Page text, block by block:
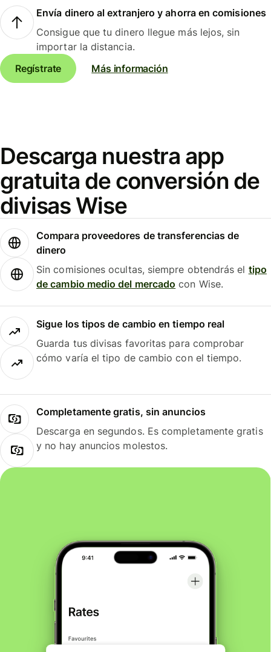
Envía dinero al extranjero y ahorra en comisiones
Consigue que tu dinero llegue más lejos, sin
importar la distancia.
Regístrate
Más información
Descarga nuestra app
gratuita de conversión de
divisas Wise
Compara proveedores de transferencias de
dinero
Sin comisiones ocultas, siempre obtendrás el tipo
de cambio medio del mercado con Wise.
Sigue los tipos de cambio en tiempo real
Guarda tus divisas favoritas para comprobar
cómo varía el tipo de cambio con el tiempo.
Completamente gratis, sin anuncios
Descarga en segundos. Es completamente gratis
y no hay anuncios molestos.